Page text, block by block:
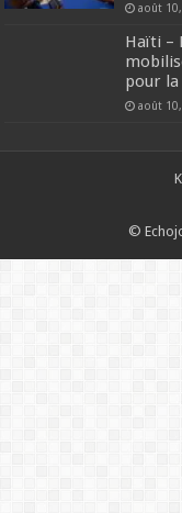
août
Haïti –
pour
août
©